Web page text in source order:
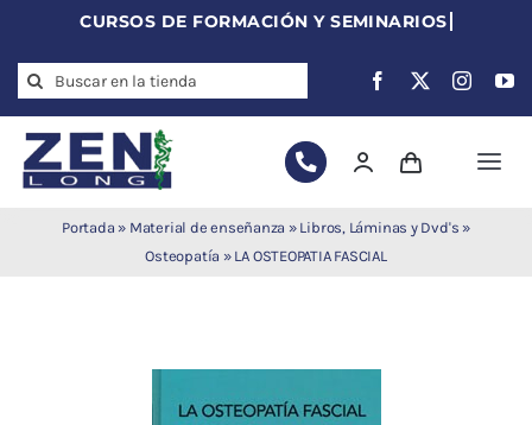
content
Search
for:
Auriculomedicina
Portada » Material de enseñanza » Libros, Láminas y Dvd's »
Osteopatía » LA OSTEOPATIA FASCIAL